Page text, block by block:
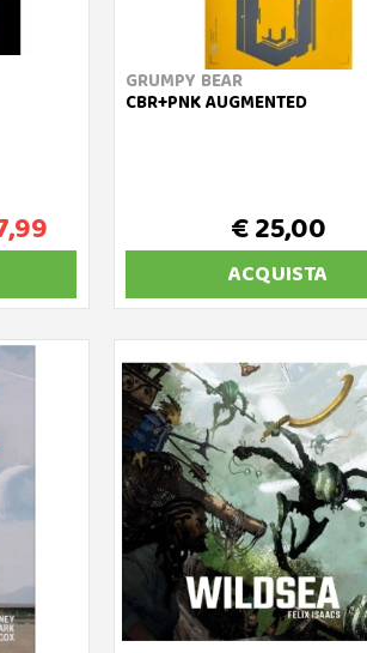
GRUMPY BEAR
CBR+PNK AUGMENTED
€ 25,00
ACQUISTA